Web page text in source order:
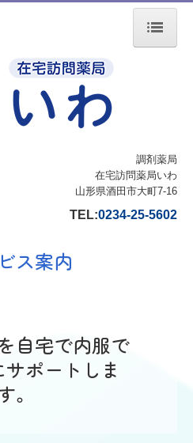
調剤薬局
在宅訪問薬局いわ
山形県酒田市大町7-16
TEL:0234-25-5602
ス案内
自宅で内服で
ポートしま
。